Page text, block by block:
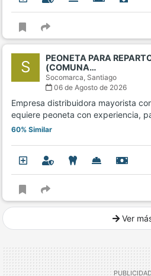
S
PEONETA PARA
(COMUNA…
Socomarca, Santiago
06 de Agosto de 2026
Empresa distribuidora mayorista
equiere peoneta con experiencia,
60% Similar
Ver